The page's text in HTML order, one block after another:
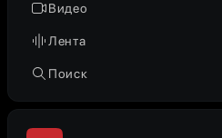
Видео
Лента
Поиск